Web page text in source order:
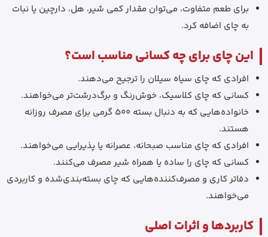
برای طعم متفاوت، می‌توان مقدار کمی شیر، هل، دارچین یا نبات
به چای اضافه کرد.
این چای برای چه کسانی مناسب است؟
افرادی که چای سیاه سیلان را ترجیح می‌دهند.
کسانی که چای کلاسیک، خوش‌رنگ و برگ‌درشت‌تر می‌خواهند.
خانواده‌هایی که به دنبال بسته 500 گرمی برای مصرف روزانه
هستند.
افرادی که چای مناسب صبحانه، عصرانه یا پذیرایی می‌خواهند.
کسانی که چای را ساده یا همراه شیر مصرف می‌کنند.
دفاتر کاری و مصرف‌کننده‌هایی که چای بسته‌بندی‌شده و کاربردی
می‌خواهند.
کاربردها و اثرات اصلی